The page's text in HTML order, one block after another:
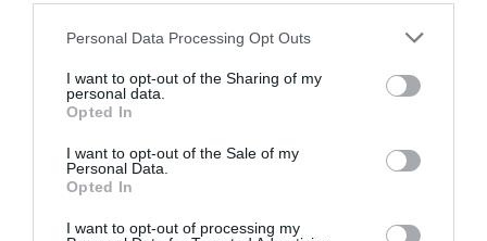
Personal Data Processing Opt Outs
I want to opt-out of the Sharing of my
personal data.
Opted In
I want to opt-out of the Sale of my
Personal Data.
Opted In
I want to opt-out of processing my
Ημερομηνία:
Από: 18/08/2023 28/08/2023
Τοποθεσία:
Καρλόβασι Σάμου | Doryssa Hotel, Πυθαγόρειο
Eισιτήρια: